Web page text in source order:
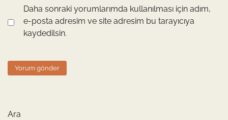
Daha sonraki yorumlarımda kullanılması için adım,
e-posta adresim ve site adresim bu tarayıcıya
kaydedilsin.
Ara